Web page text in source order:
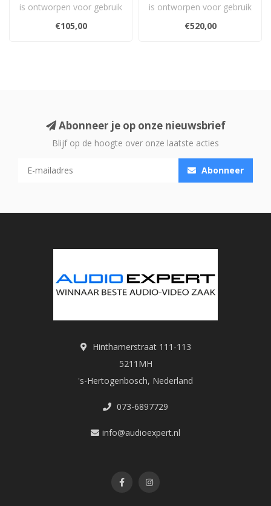
is ontworpen voor gebruik
€105,00
is ontworpen voor gebruik
€520,00
Abonneer je op onze nieuwsbrief
Blijf op de hoogte over onze laatste acties
Abonneer
Hinthamerstraat 111-113
5211MH
's-Hertogenbosch, Nederland
073-6897729
info@audioexpert.nl